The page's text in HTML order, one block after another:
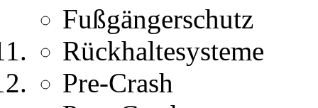
Fußgängerschutz
Rückhaltesysteme
Pre-Crash